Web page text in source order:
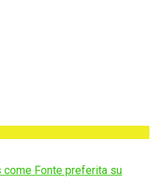
come Fonte preferita su